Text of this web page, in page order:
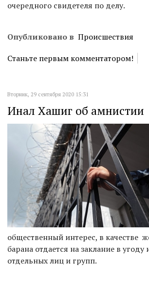
очередного свидетеля по делу.
Опубликовано в Происшествия
Станьте первым комментатором!
Вторник, 29 сентября 2020 15:31
Инал Хашиг об амнистии
общественный интерес, в качестве
барана отдается на заклание в угоду
отдельных лиц и групп.